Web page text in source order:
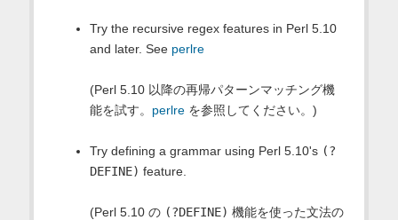
Try the recursive regex features in Perl 5.10
and later. See perlre
(Perl 5.10 以降の再帰パターンマッチング機
能を試す。 perlreを参照してください。)
Try defining a grammar using Perl 5.10's (?
DEFINE) feature.
(Perl 5.10 の (?DEFINE) 機能を使った文法の